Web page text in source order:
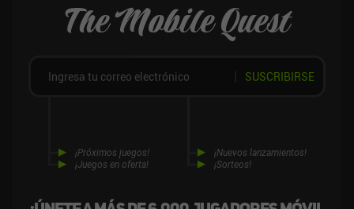
The Mobile Quest
¡Próximos juegos!
¡Juegos en oferta!
¡Nuevos lanzamientos!
¡Sorteos!
SUSCRIBIRSE